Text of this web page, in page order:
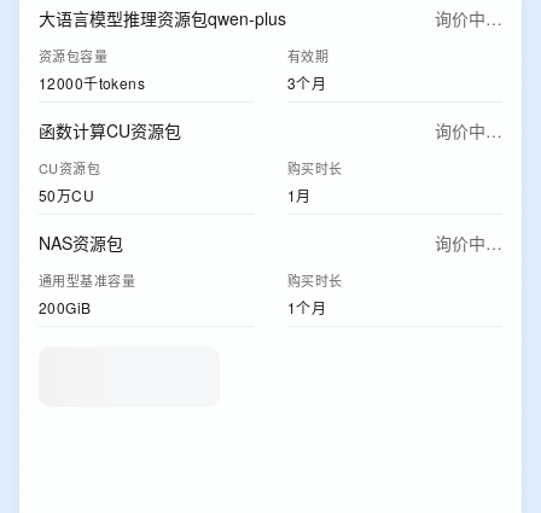
大语言模型推理资源包qwen-plus 询价中…
资源包容量
12000千tokens
有效期
3个月
函数计算CU资源包 询价中…
CU资源包
50万CU
购买时长
1月
NAS资源包 询价中…
通用型基准容量
200GiB
购买时长
1个月